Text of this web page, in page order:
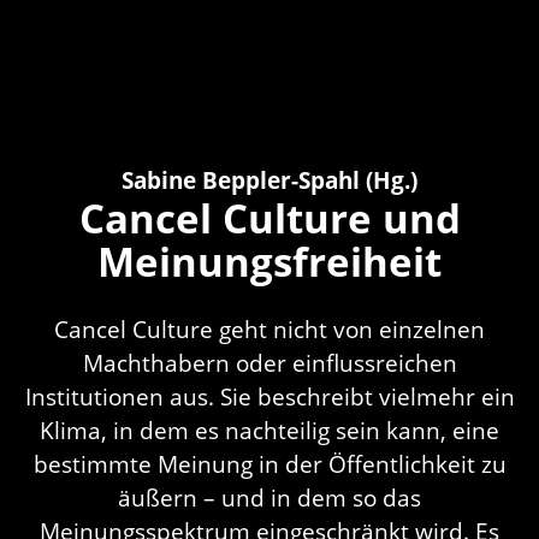
Sabine Beppler-Spahl (Hg.)
Cancel Culture und
Meinungsfreiheit
Cancel Culture geht nicht von einzelnen
Machthabern oder einflussreichen
Institutionen aus. Sie beschreibt vielmehr ein
Klima, in dem es nachteilig sein kann, eine
bestimmte Meinung in der Öffentlichkeit zu
äußern – und in dem so das
Meinungsspektrum eingeschränkt wird. Es